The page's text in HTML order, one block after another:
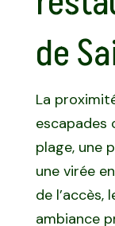
de
La
escapades
plage, une
une virée
de
ambiance